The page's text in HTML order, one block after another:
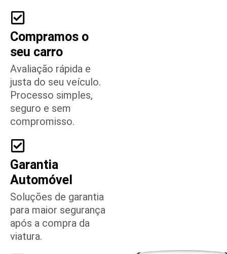
Compramos o
seu carro
Avaliação rápida e
justa do seu veículo.
Processo simples,
seguro e sem
compromisso.
Garantia
Automóvel
Soluções de garantia
para maior segurança
após a compra da
viatura.